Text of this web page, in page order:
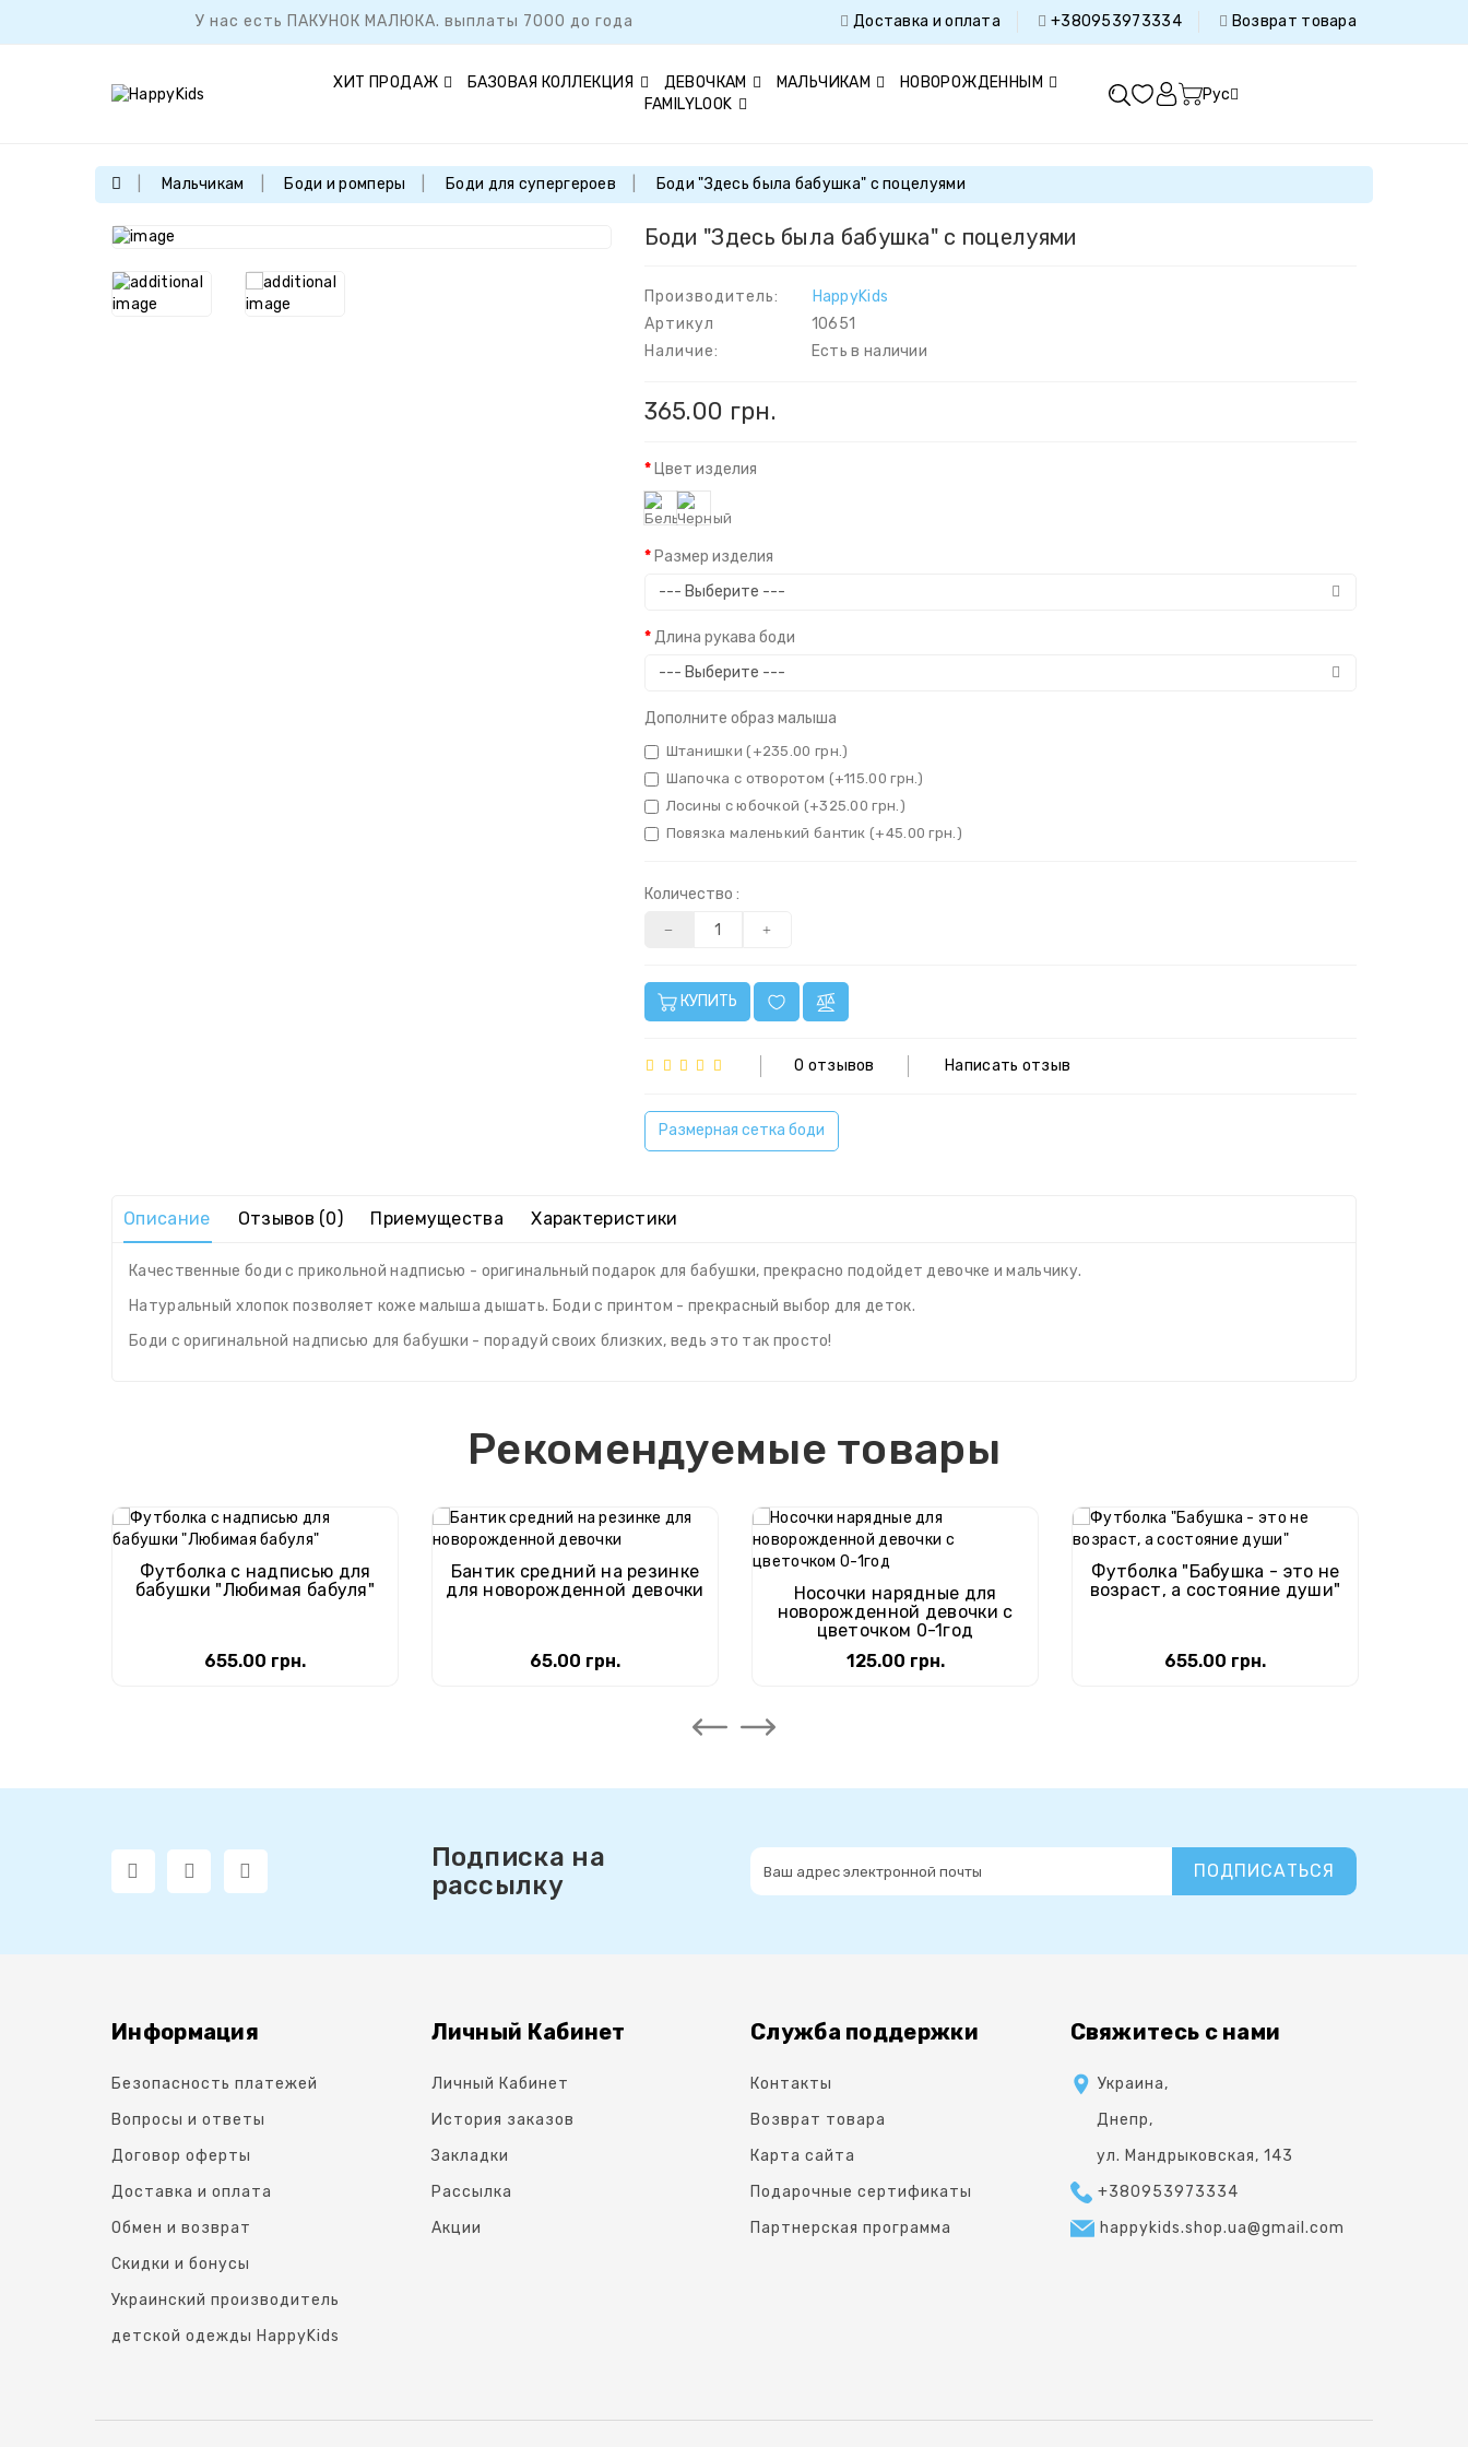
У нас есть ПАКУНОК МАЛЮКА. выплаты 7000 до года Доставка и оплата +380953973334 Возврат товара
ХИТ ПРОДАЖ БАЗОВАЯ КОЛЛЕКЦИЯ ДЕВОЧКАМ МАЛЬЧИКАМ
НОВОРОЖДЕННЫМ
FAMILYLOOK
Рус
Мальчикам Боди и ромперы Боди для супергероев Боди "Здесь была бабушка" с поцелуями
Боди "Здесь была бабушка" с поцелуями
Производитель:
HappyKids
Артикул
10651
Наличие:
Есть в наличии
365.00 грн.
Цвет изделия
Размер изделия
Длина рукава боди
Дополните образ малыша
Штанишки (+235.00 грн.)
Шапочка с отворотом (+115.00 грн.)
Лосины с юбочкой (+325.00 грн.)
Повязка маленький бантик (+45.00 грн.)
Количество :
КУПИТЬ
0 отзывов Написать отзыв
Размерная сетка боди
Описание Отзывов (0) Приемущества Характеристики
Качественные боди с прикольной надписью - оригинальный подарок для бабушки, прекрасно подойдет девочке и мальчику.
Натуральный хлопок позволяет коже малыша дышать. Боди с принтом - прекрасный выбор для деток.
Боди с оригинальной надписью для бабушки - порадуй своих близких, ведь это так просто!
Рекомендуемые товары
Футболка с надписью для
бабушки "Любимая бабуля"
655.00 грн.
Бантик средний на резинке
для новорожденной девочки
65.00 грн.
Носочки нарядные для
новорожденной девочки с
цветочком 0-1год
125.00 грн.
Футболка "Бабушка - это не
возраст, а состояние души"
655.00 грн.
Подписка на
рассылку
ПОДПИСАТЬСЯ
Информация
Безопасность платежей
Вопросы и ответы
Договор оферты
Доставка и оплата
Обмен и возврат
Скидки и бонусы
Украинский производитель
детской одежды HappyKids
Личный Кабинет
Личный Кабинет
История заказов
Закладки
Рассылка
Акции
Служба поддержки
Контакты
Возврат товара
Карта сайта
Подарочные сертификаты
Партнерская программа
Свяжитесь с нами
Украина,
Днепр,
ул. Мандрыковская, 143
+380953973334
happykids.shop.ua@gmail.com